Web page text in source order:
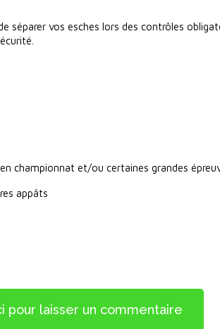
vos esches lors des contrôles
championnat et/ou certaines grandes
appâts
pour laisser un commentaire